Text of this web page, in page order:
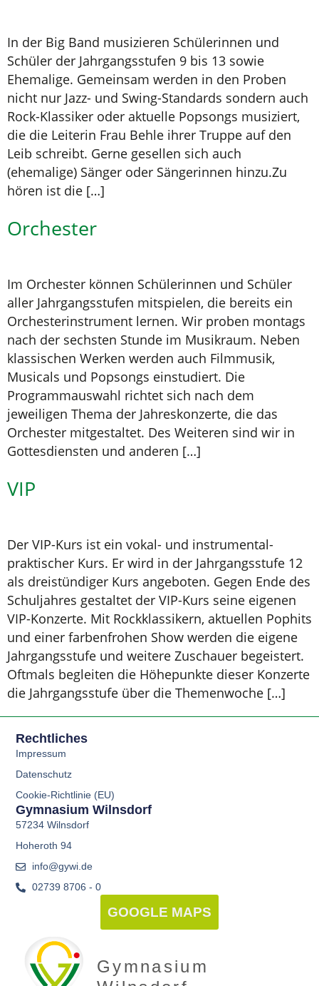
In der Big Band musizieren Schülerinnen und
Schüler der Jahrgangsstufen 9 bis 13 sowie
Ehemalige. Gemeinsam werden in den Proben
nicht nur Jazz- und Swing-Standards sondern auch
Rock-Klassiker oder aktuelle Popsongs musiziert,
die die Leiterin Frau Behle ihrer Truppe auf den
Leib schreibt. Gerne gesellen sich auch
(ehemalige) Sänger oder Sängerinnen hinzu.Zu
hören ist die […]
Orchester
Im Orchester können Schülerinnen und Schüler
aller Jahrgangsstufen mitspielen, die bereits ein
Orchesterinstrument lernen. Wir proben montags
nach der sechsten Stunde im Musikraum. Neben
klassischen Werken werden auch Filmmusik,
Musicals und Popsongs einstudiert. Die
Programmauswahl richtet sich nach dem
jeweiligen Thema der Jahreskonzerte, die das
Orchester mitgestaltet. Des Weiteren sind wir in
Gottesdiensten und anderen […]
VIP
Der VIP-Kurs ist ein vokal- und instrumental-
praktischer Kurs. Er wird in der Jahrgangsstufe 12
als dreistündiger Kurs angeboten. Gegen Ende des
Schuljahres gestaltet der VIP-Kurs seine eigenen
VIP-Konzerte. Mit Rockklassikern, aktuellen Pophits
und einer farbenfrohen Show werden die eigene
Jahrgangsstufe und weitere Zuschauer begeistert.
Oftmals begleiten die Höhepunkte dieser Konzerte
die Jahrgangsstufe über die Themenwoche […]
Rechtliches
Impressum
Datenschutz
Cookie-Richtlinie (EU)
Gymnasium Wilnsdorf
57234 Wilnsdorf
Hoheroth 94
info@gywi.de
02739 8706 - 0
GOOGLE MAPS